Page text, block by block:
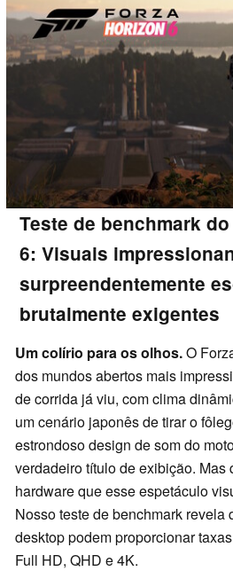
Teste de benchmark
6: Visuais
surpreendentemente
brutalmente exigentes
Um colírio para os olhos.O
dos mundos abertos mais
de corrida já viu, com clima
um cenário japonês de tirar o
estrondoso design de som do
verdadeiro título de exibição. Mas
hardware que esse espetáculo
Nosso teste de benchmark revela
desktop podem proporcionar
Full HD, QHD e 4K.